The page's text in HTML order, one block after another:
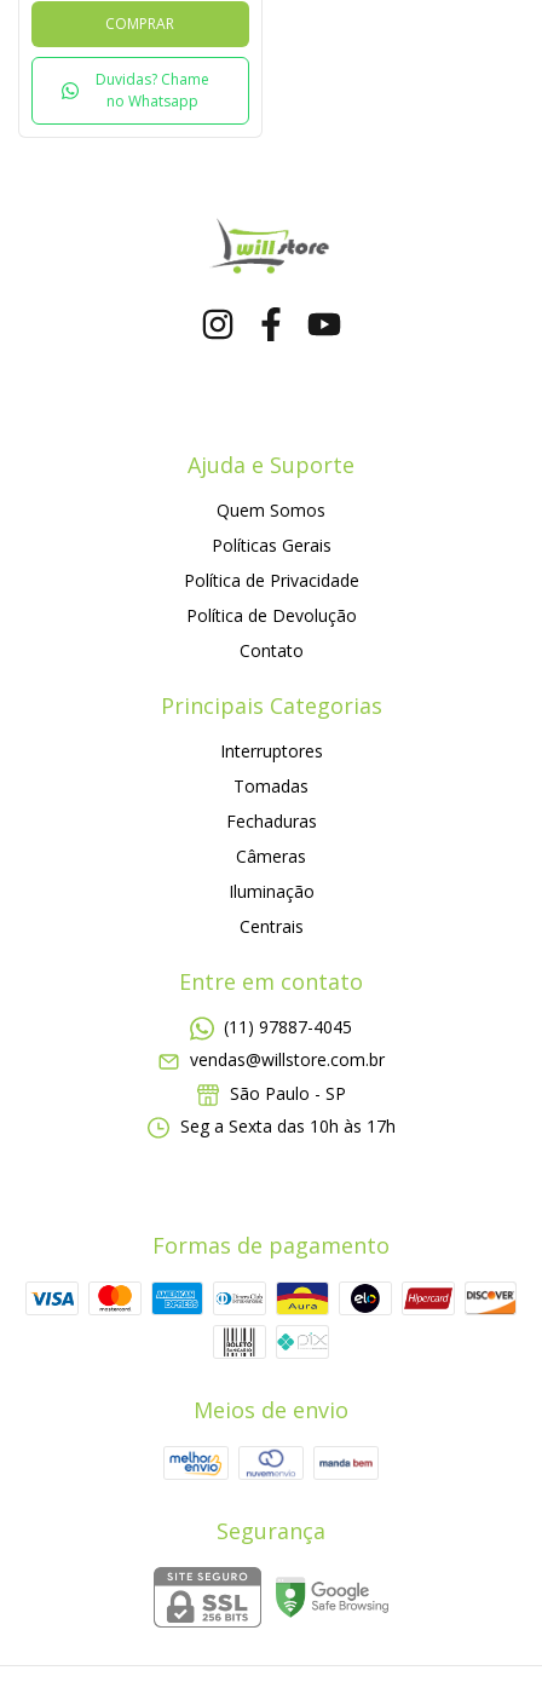
COMPRAR
Duvidas? Chame
no Whatsapp
Ajuda e Suporte
Quem Somos
Políticas Gerais
Política de Privacidade
Política de Devolução
Contato
Principais Categorias
Interruptores
Tomadas
Fechaduras
Câmeras
Iluminação
Centrais
Entre em contato
(11) 97887-4045
vendas@willstore.com.br
São Paulo - SP
Seg a Sexta das 10h às 17h
Formas de pagamento
Meios de envio
Segurança